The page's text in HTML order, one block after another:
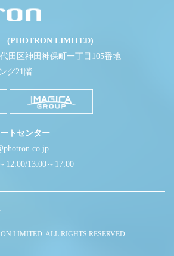
(PHOTRON LIMITED)
田区神田神保町一丁目105番地
グ21階
トセンター
12:00/13:00～17:00
LIMITED. ALL RIGHTS RESERVED.